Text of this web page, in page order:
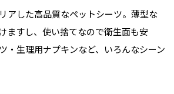
アした高品質なペットシーツ。薄型な
ますし、使い捨てなので衛生面も安
・生理用ナプキンなど、いろんなシーン